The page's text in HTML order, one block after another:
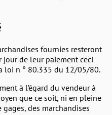
fournies resteront
jour de leur paiement ceci
loi n ° 80.335 du 12/05/80.
à l’égard du vendeur à
que ce soit, ni en pleine
des marchandises